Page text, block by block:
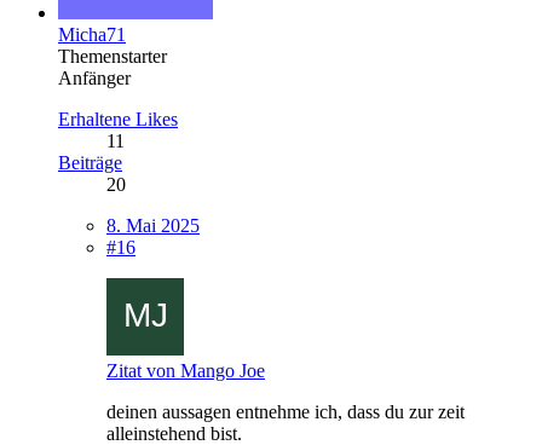
Micha71
Themenstarter
Anfänger
Erhaltene Likes
11
Beiträge
20
8. Mai 2025
#16
Zitat von Mango Joe
deinen aussagen entnehme ich, dass du zur zeit
alleinstehend bist.